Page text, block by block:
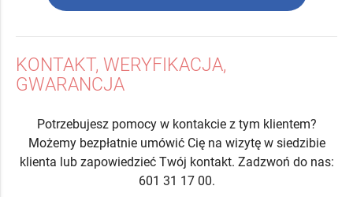
KONTAKT, WERYFIKACJA,
GWARANCJA
Potrzebujesz pomocy w kontakcie z tym klientem?
Możemy bezpłatnie umówić Cię na wizytę w siedzibie
klienta lub zapowiedzieć Twój kontakt. Zadzwoń do nas:
601 31 17 00.